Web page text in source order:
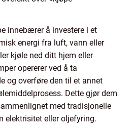
innebærer å investere i et
energi fra luft, vann eller
kjøle ned ditt hjem eller
opererer ved å ta
og overføre den til et annet
Dette gjør dem
med tradisjonelle
elektrisitet eller oljefyring.